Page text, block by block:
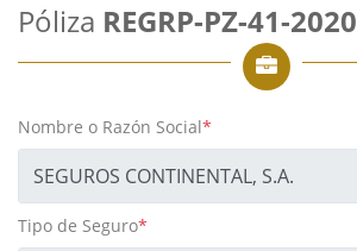
Póliza REGRP-PZ-41-2020
Nombre o Razón Social*
Tipo de Seguro*